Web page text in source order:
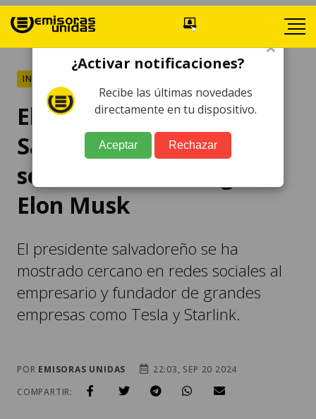
INTERNACIONALES
El presidente de El
Salvador, Nayib Bukele,
se reúne con el magnate
Elon Musk
El presidente salvadoreño se ha
mostrado cercano en redes sociales al
empresario y fundador de grandes
empresas como Tesla y Starlink.
POR EMISORAS UNIDAS
22:03, SEP 20 2024
COMPARTIR:
×
¿Activar notificaciones?
Recibe las últimas novedades
directamente en tu dispositivo.
Aceptar Rechazar